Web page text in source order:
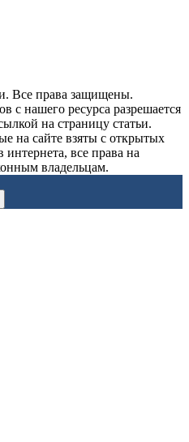
Все права защищены.
с нашего ресурса разрешается
на страницу статьи.
на сайте взяты с открытых
все права на
владельцам.